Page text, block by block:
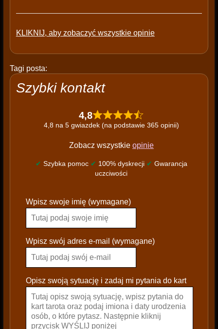
KLIKNIJ, aby zobaczyć wszystkie opinie
Tagi posta:
Szybki kontakt
4,8
4,8 na 5 gwiazdek (na podstawie 365 opinii)
Zobacz wszystkie opinie
✔ Szybka pomoc ✔ 100% dyskrecji ✔ Gwarancja
uczciwości
l
a
s
e
a
Wpisz swoje imię (wymagane)
Wpisz swój adres e-mail (wymagane)
Opisz swoją sytuację i zadaj mi pytania do kart